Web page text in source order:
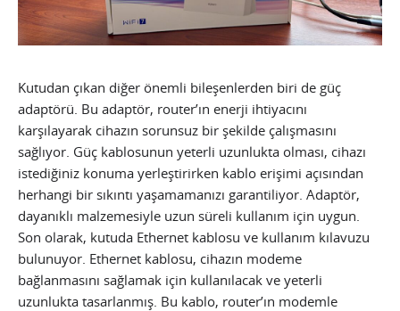
Kutudan çıkan diğer önemli bileşenlerden biri de güç
adaptörü. Bu adaptör, router’ın enerji ihtiyacını
karşılayarak cihazın sorunsuz bir şekilde çalışmasını
sağlıyor. Güç kablosunun yeterli uzunlukta olması, cihazı
istediğiniz konuma yerleştirirken kablo erişimi açısından
herhangi bir sıkıntı yaşamamanızı garantiliyor. Adaptör,
dayanıklı malzemesiyle uzun süreli kullanım için uygun.
Son olarak, kutuda Ethernet kablosu ve kullanım kılavuzu
bulunuyor. Ethernet kablosu, cihazın modeme
bağlanmasını sağlamak için kullanılacak ve yeterli
uzunlukta tasarlanmış. Bu kablo, router’ın modemle